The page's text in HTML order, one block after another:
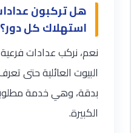
هل تركبون
استهلاك كل دور؟
نعم، نركب عدادات
البيوت العائلية حتى
بدقة، وهي خدمة
الكبيرة.